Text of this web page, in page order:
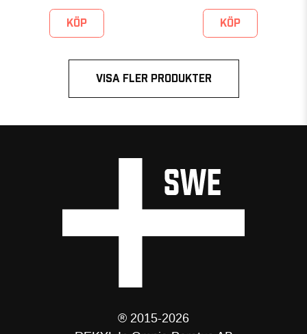
KÖP KÖP
VISA FLER PRODUKTER
® 2015-2026